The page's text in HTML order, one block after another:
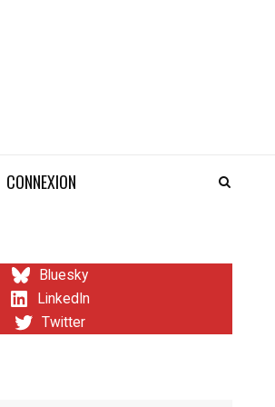
CONNEXION
Bluesky
LinkedIn
Twitter